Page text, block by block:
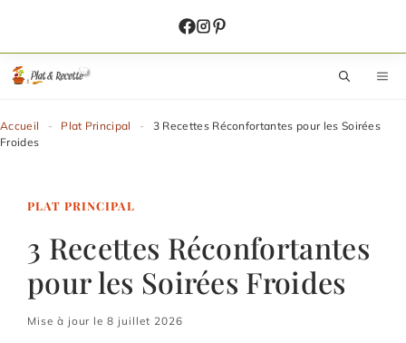
contenu
Accueil - Plat Principal -
3 Recettes Réconfortantes pour les Soirées
Froides
PLAT PRINCIPAL
3 Recettes Réconfortantes
pour les Soirées Froides
Mise à jour le 8 juillet 2026